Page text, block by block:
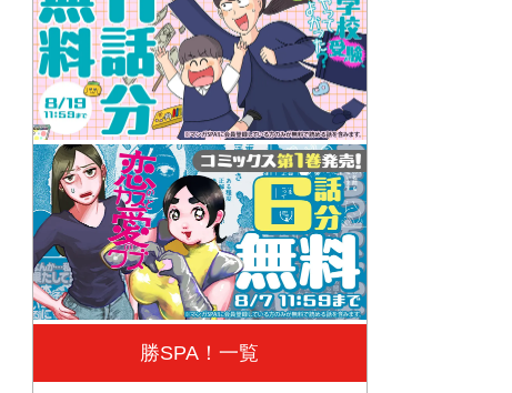
勝SPA！一覧